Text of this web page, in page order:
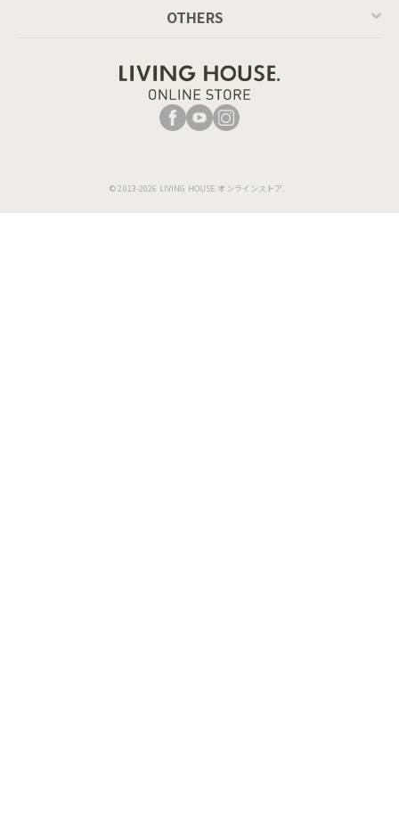
OTHERS
© 2013-2026 LIVING HOUSE.オンラインストア.